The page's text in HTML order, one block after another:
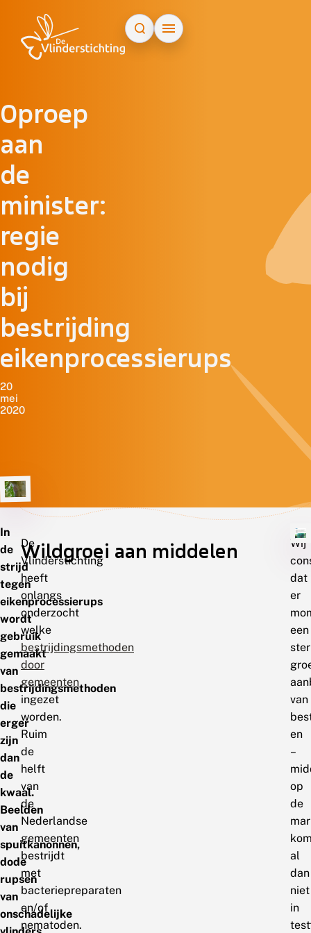
Oproep
aan
de
minister:
regie
nodig
bij
bestrijding
eikenprocessierups
20
mei
2020
In
de
strijd
tegen
eikenprocessierups
wordt
gebruik
gemaakt
van
bestrijdingsmethoden
die
erger
zijn
dan
de
kwaal.
Beelden
van
spuitkanonnen,
dode
rupsen
van
onschadelijke
De
Vlinderstichting
heeft
onlangs
onderzocht
welke
bestrijdingsmethoden
door
gemeenten
ingezet
worden.
Ruim
de
helft
van
de
Nederlandse
gemeenten
bestrijdt
met
bacteriepreparaten
en/of
nematoden.
Wildgroei aan middelen
Wij
dat
er
een
van
en
–
op
de
al
dan
niet
in